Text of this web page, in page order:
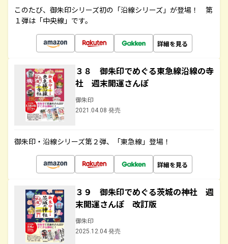
このたび、御朱印シリーズ初の「沿線シリーズ」が登場！ 第
１弾は「中央線」です。
詳細を見る
３８ 御朱印でめぐる東急線沿線の寺
社 週末開運さんぽ
御朱印
2021.04.08 発売
御朱印・沿線シリーズ第２弾、「東急線」登場！
詳細を見る
３９ 御朱印でめぐる茨城の神社 週
末開運さんぽ 改訂版
御朱印
2025.12.04 発売